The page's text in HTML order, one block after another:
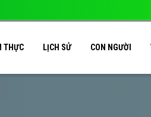
THỰC LỊCH SỬ CON NGƯỜI